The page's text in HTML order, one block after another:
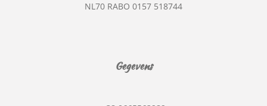
NL70 RABO 0157 518744
Gegevens